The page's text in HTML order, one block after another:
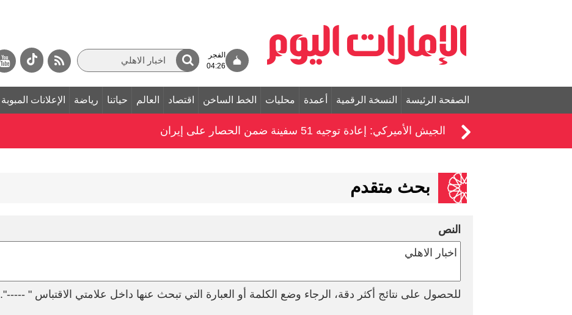
الفجر
04:26
الصفحة الرئيسة النسخة الرقمية أعمدة محليات الخط الساخن اقتصاد العالم حياتنا رياضة الإعلانات المبوبة
الجيش الأميركي: إعادة توجيه 51 سفينة ضمن الحصار على إيران
بحث متقدم
النص
للحصول على نتائج أكثر دقة، الرجاء وضع الكلمة أو العبارة التي تبحث عنها داخل علامتي الاقتباس " -----".